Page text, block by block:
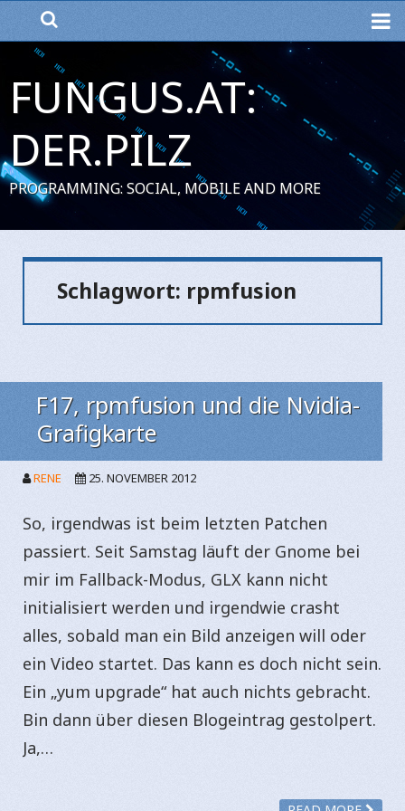
FUNGUS.AT:
DER.PILZ
PROGRAMMING: SOCIAL, MOBILE AND MORE
Schlagwort: rpmfusion
F17, rpmfusion und die Nvidia-
Grafigkarte
RENE 25. NOVEMBER 2012
So, irgendwas ist beim letzten Patchen
passiert. Seit Samstag läuft der Gnome bei
mir im Fallback-Modus, GLX kann nicht
initialisiert werden und irgendwie crasht
alles, sobald man ein Bild anzeigen will oder
ein Video startet. Das kann es doch nicht sein.
Ein „yum upgrade“ hat auch nichts gebracht.
Bin dann über diesen Blogeintrag gestolpert.
Ja,…